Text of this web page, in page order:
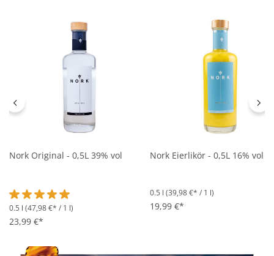
Nork Original - 0,5L 39% vol
Durchschnittliche Bewertung von 5 von 5 Sternen
0.5 l (47,98 €* / 1 l)
23,99 €*
Nork Eierlikör - 0,5L 16% vol
0.5 l (39,98 €* / 1 l)
19,99 €*